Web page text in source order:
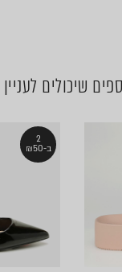
שיכולים
2
ב-₪50